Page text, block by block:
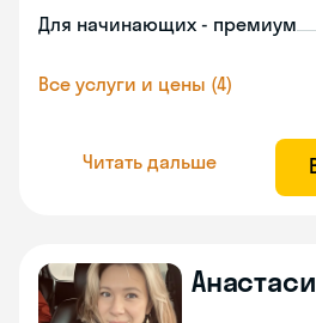
Для начинающих - премиум
Все услуги и цены (4)
Читать дальше